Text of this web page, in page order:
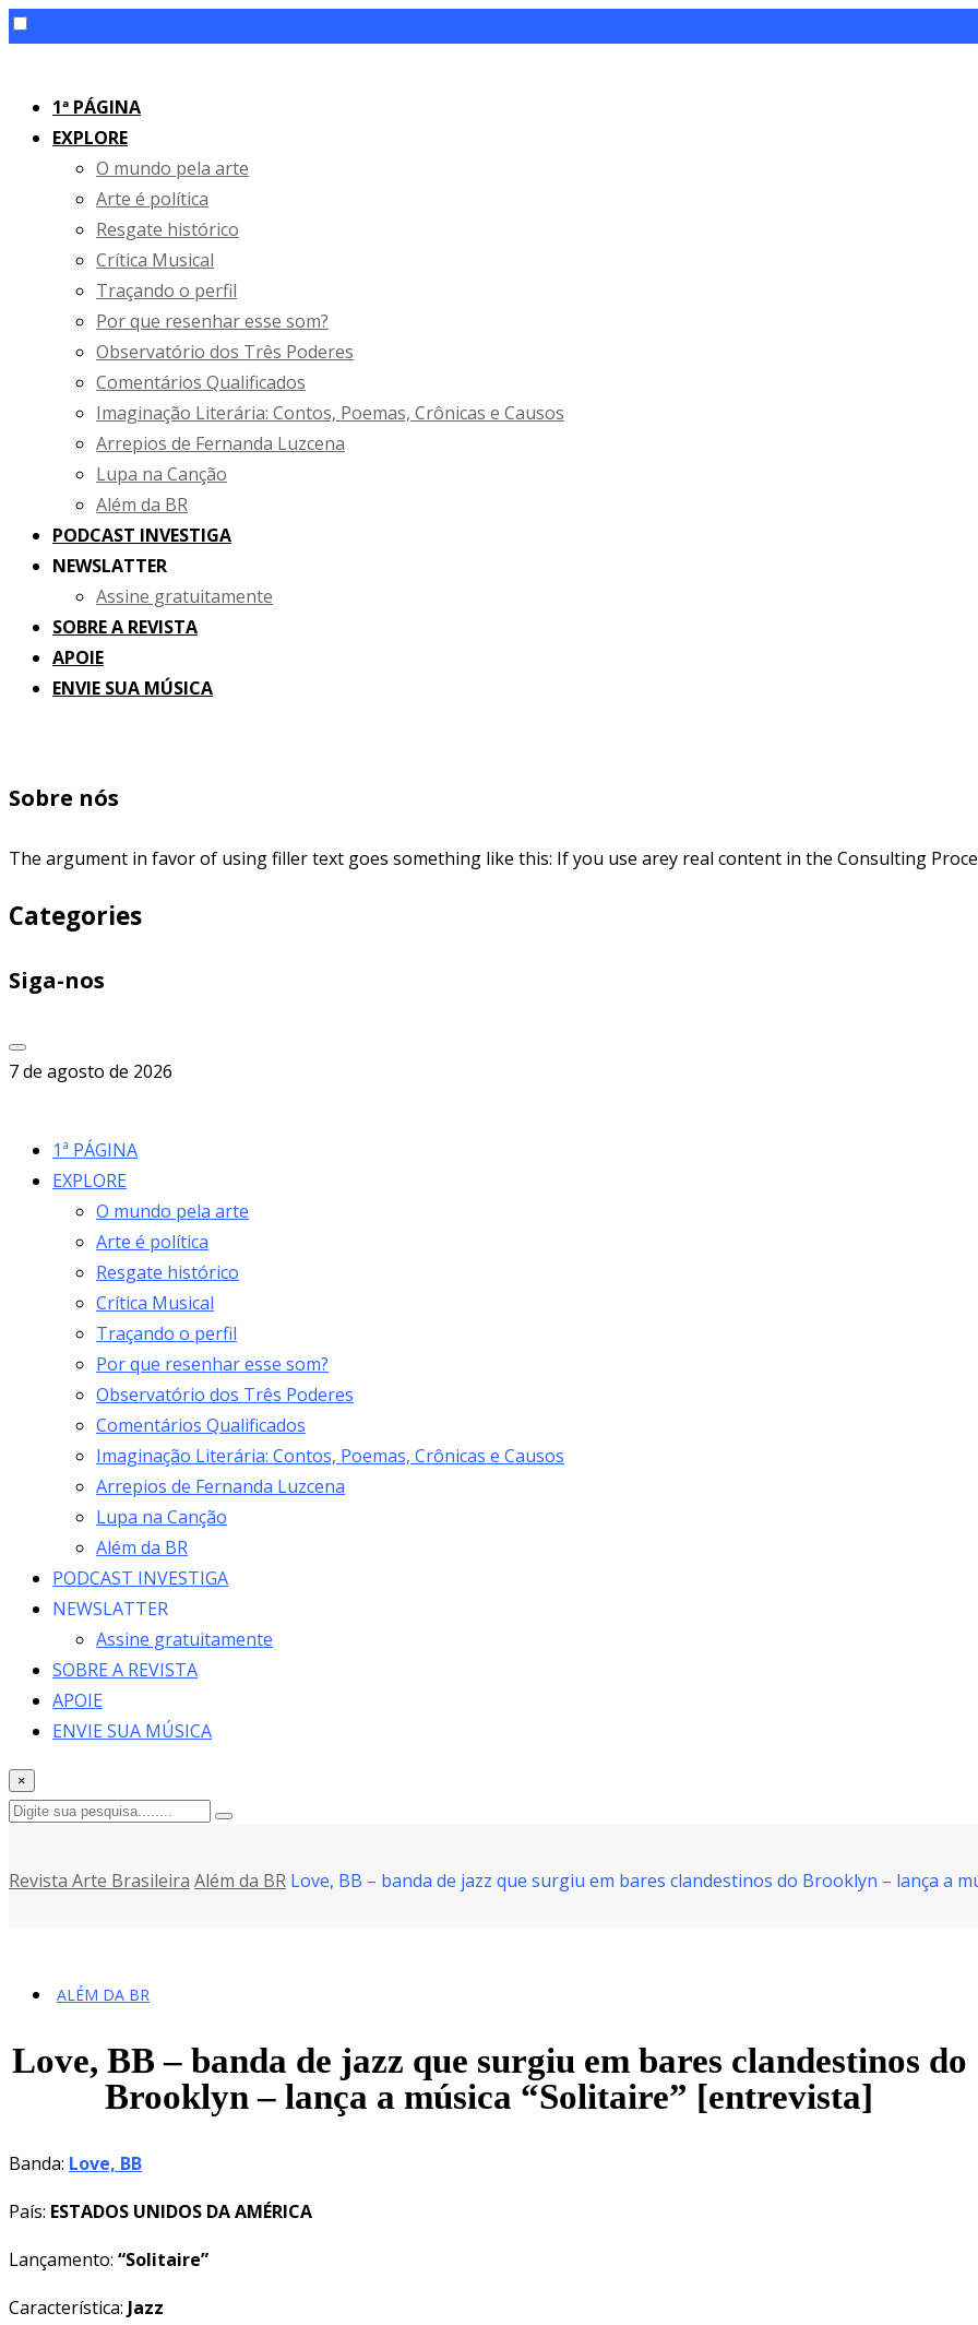
content1ª PÁGINA
EXPLORE
O mundo pela arte
Arte é política
Resgate histórico
Crítica Musical
Traçando o perfil
Por que resenhar esse som?
Observatório dos Três Poderes
Comentários Qualificados
Imaginação Literária: Contos, Poemas, Crônicas e Causos
Arrepios de Fernanda Luzcena
Lupa na Canção
Além da BR
PODCAST INVESTIGA
NEWSLATTER
Assine gratuitamente
SOBRE A REVISTA
APOIE
ENVIE SUA MÚSICA
Sobre nós
The argument in favor of using filler text goes something like this: If you use arey real content in the Consulting
Categories
Siga-nos
7 de agosto de 2026
1ª PÁGINA
EXPLORE
O mundo pela arte
Arte é política
Resgate histórico
Crítica Musical
Traçando o perfil
Por que resenhar esse som?
Observatório dos Três Poderes
Comentários Qualificados
Imaginação Literária: Contos, Poemas, Crônicas e Causos
Arrepios de Fernanda Luzcena
Lupa na Canção
Além da BR
PODCAST INVESTIGA
NEWSLATTER
Assine gratuitamente
SOBRE A REVISTA
APOIE
ENVIE SUA MÚSICA
×
Revista Arte Brasileira Além da BR Love, BB – banda de jazz que surgiu em bares clandestinos do Brooklyn – lança a
ALÉM DA BR
Love, BB – banda de jazz que surgiu em bares clandestinos do
Brooklyn – lança a música “Solitaire” [entrevista]
Banda: Love, BB
País: ESTADOS UNIDOS DA AMÉRICA
Lançamento: “Solitaire”
Característica: Jazz